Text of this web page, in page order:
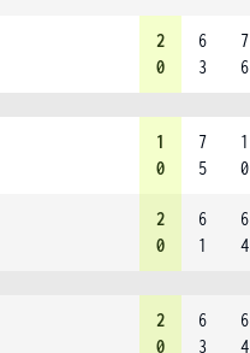
2
0
6
3
7
6
1
0
7
5
1
0
2
0
6
1
6
4
2
0
6
3
6
4